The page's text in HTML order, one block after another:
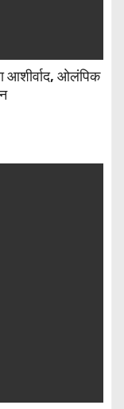
आशीर्वाद, ओलंपिक